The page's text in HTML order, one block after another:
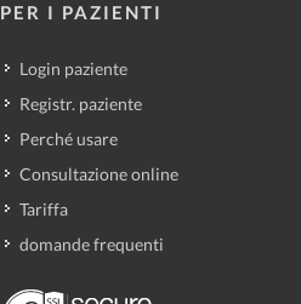
PER I PAZIENTI
Login paziente
Registr. paziente
Perché usare
Consultazione online
Tariffa
domande frequenti